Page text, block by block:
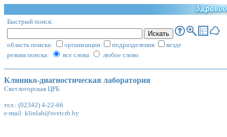
Быстрый поиск:
область поиска: организации подразделения
везде
режим поиска:
все слова любое слово
Клинико-диагностическая лаборатория
Светлогорская ЦРБ
тел.: (02342) 4-22-66
e-mail: klinlab@svetcrb.by